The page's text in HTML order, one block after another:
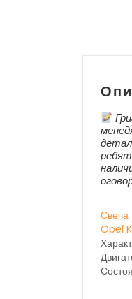
Свеча
Opel